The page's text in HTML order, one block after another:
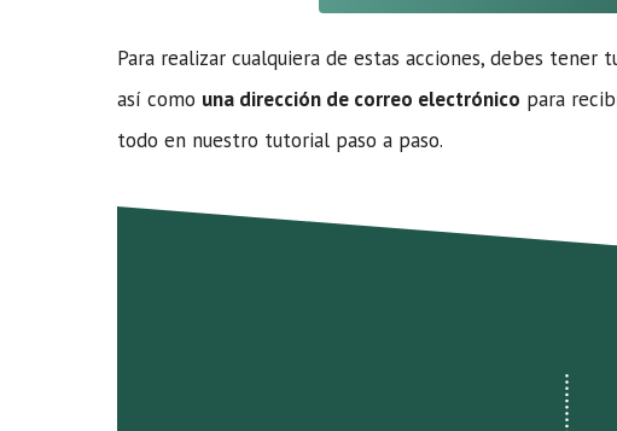
Para realizar cualquiera de estas acciones, debes tener
así como una dirección de correo electrónico para
todo en nuestro tutorial paso a paso.